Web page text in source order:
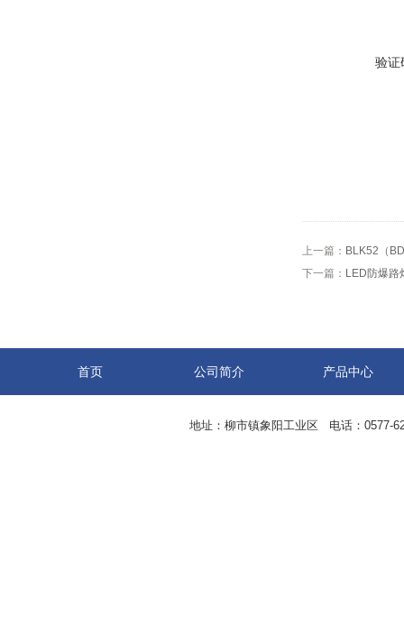
验证
上一篇： BLK52（
下一篇： LED防爆路
首页 公司简介 产品中心
地址：柳市镇象阳工业区 电话：0577-